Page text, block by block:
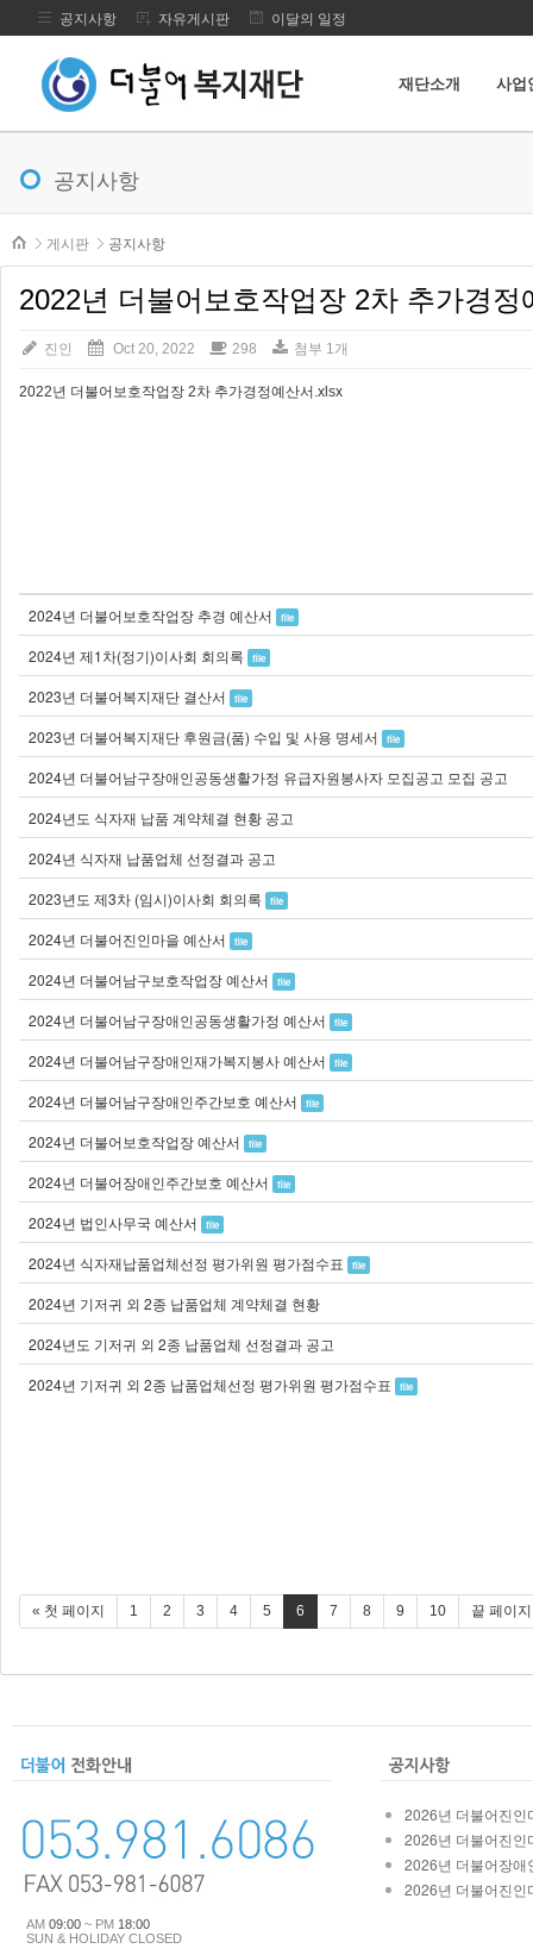
메뉴 건너뛰기
공지사항 자유게시판 이달의 일정
재단소개 사업
공지사항
본문시작
게시판
공지사항
2022년 더불어보호작업장 2차 추가경정
진인 Oct 20, 2022 298 첨부 1개
2022년 더불어보호작업장 2차 추가경정예산서.xlsx
2024년 더불어보호작업장 추경 예산서 file
2024년 제1차(정기)이사회 회의록 file
2023년 더불어복지재단 결산서 file
2023년 더불어복지재단 후원금(품) 수입 및 사용 명세서 file
2024년 더불어남구장애인공동생활가정 유급자원봉사자 모집공고 모집 공고
2024년도 식자재 납품 계약체결 현황 공고
2024년 식자재 납품업체 선정결과 공고
2023년도 제3차 (임시)이사회 회의록
file
2024년 더불어진인마을 예산서 file
2024년 더불어남구보호작업장 예산서 file
2024년 더불어남구장애인공동생활가정 예산서 file
2024년 더불어남구장애인재가복지봉사 예산서 file
2024년 더불어남구장애인주간보호 예산서 file
2024년 더불어보호작업장 예산서 file
2024년 더불어장애인주간보호 예산서 file
2024년 법인사무국 예산서 file
2024년 식자재납품업체선정 평가위원 평가점수표 file
2024년 기저귀 외 2종 납품업체 계약체결 현황
2024년도 기저귀 외 2종 납품업체 선정결과 공고
2024년 기저귀 외 2종 납품업체선정 평가위원 평가점수표
file
« 첫 페이지 1 2 3 4 5 6 7 8 9 10 끝 페이
AM 09:00 ~ PM 18:00
SUN & HOLIDAY CLOSED
2026년 더불어진인
2026년 더불어진인
2026년 더불어장애
2026년 더불어진인